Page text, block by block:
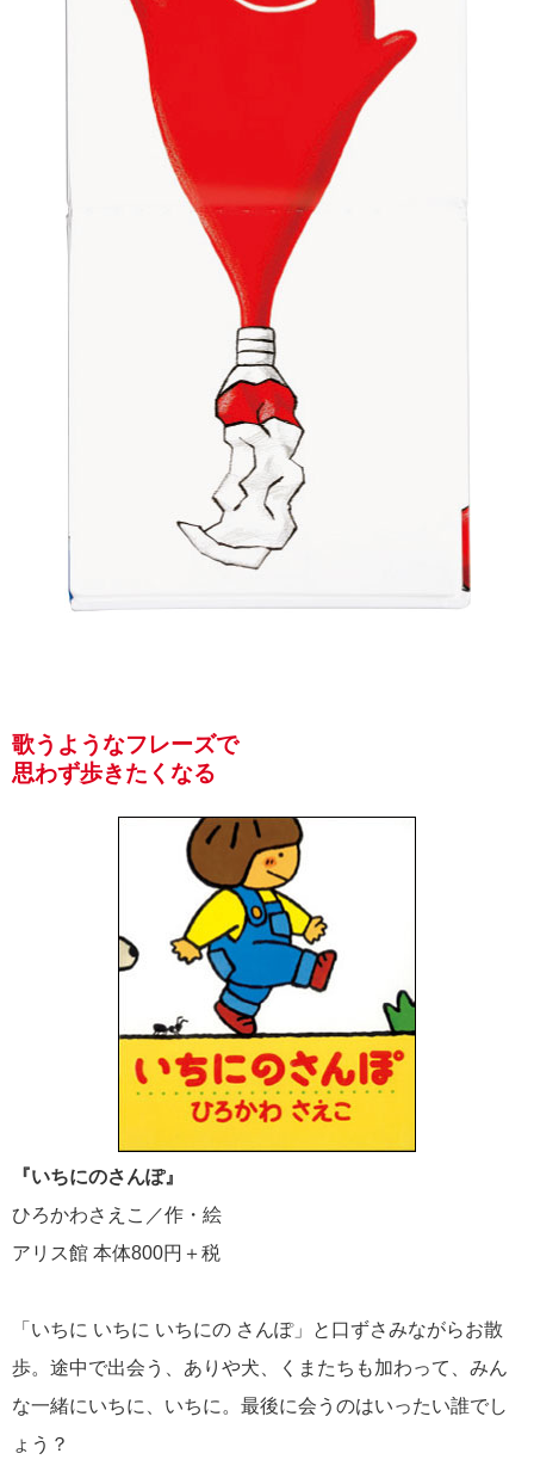
歌うようなフレーズで
思わず歩きたくなる
『いちにのさんぽ』
ひろかわさえこ／作・絵
アリス館 本体800円＋税
「いちに いちに いちにの さんぽ」と口ずさみながらお散
歩。途中で出会う、ありや犬、くまたちも加わって、みん
な一緒にいちに、いちに。最後に会うのはいったい誰でし
ょう？